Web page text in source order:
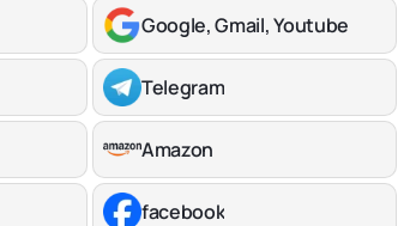
Google, Gmail, Youtube
Telegram
Amazon
facebook